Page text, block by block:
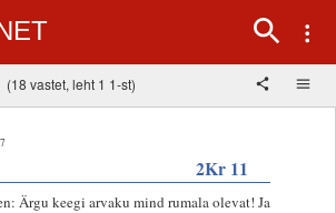
(18 vastet, leht 1 1-st)
2Kr 11
Ärgu keegi arvaku mind rumala olevat! Ja